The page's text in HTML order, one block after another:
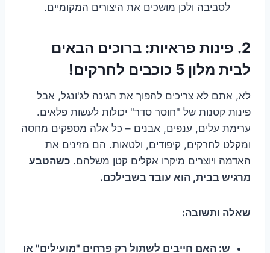
לסביבה ולכן מושכים את היצורים המקומיים.
2. פינות פראיות: ברוכים הבאים
לבית מלון 5 כוכבים לחרקים!
לא, אתם לא צריכים להפוך את הגינה לג'ונגל, אבל
פינות קטנות של "חוסר סדר" יכולות לעשות פלאים.
ערימת עלים, ענפים, אבנים – כל אלה מספקים מחסה
ומקלט לחרקים, קיפודים, ולטאות. הם מזינים את
האדמה ויוצרים מיקרו אקלים קטן משלהם. כשהטבע
מרגיש בבית, הוא עובד בשבילכם.
שאלה ותשובה:
ש: האם חייבים לשתול רק פרחים "מועילים" או